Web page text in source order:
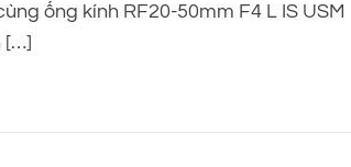
ống kính RF20-50mm F4 L IS USM
[…]